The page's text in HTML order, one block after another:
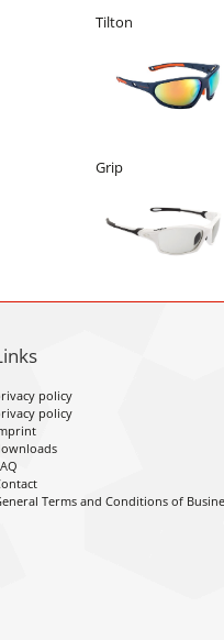
Tilton
Grip
policy
policy
Terms and Conditions of